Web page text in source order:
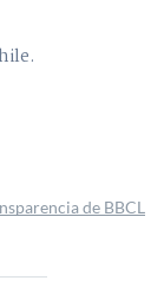
de BBCL